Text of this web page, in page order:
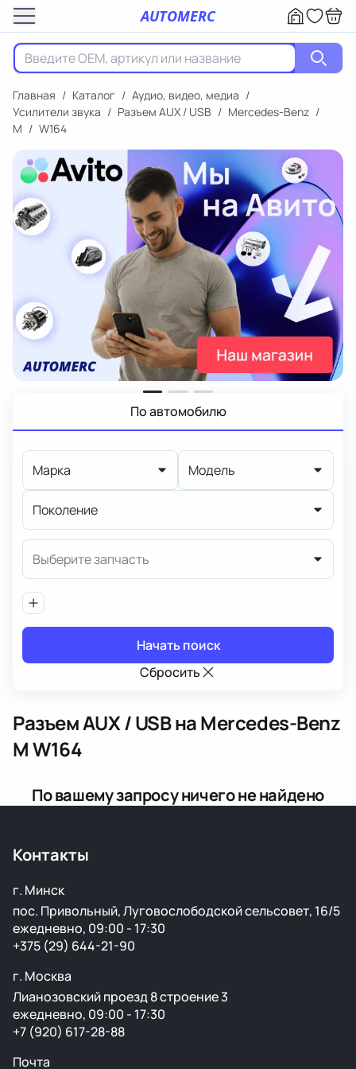
AUTOMERC
Главная / Каталог / Аудио, видео, медиа /
Усилители звука / Разъем AUX / USB / Mercedes-Benz /
M / W164
По автомобилю
Марка Модель
Поколение
Выберите запчасть
Начать поиск
Сбросить
Разъем AUX / USBна Mercedes-Benz
M W164
По вашему запросу ничего не найдено
Контакты
г. Минск
пос. Привольный, Луговослободской сельсовет, 16/5
ежедневно, 09:00 - 17:30
+375 (29) 644-21-90
г. Москва
Лианозовский проезд 8 строение 3
ежедневно, 09:00 - 17:30
+7 (920) 617-28-88
Почта